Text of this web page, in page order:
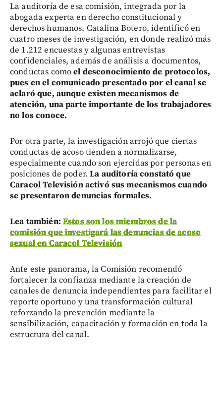
La auditoría de esa comisión, integrada por la
abogada experta en derecho constitucional y
derechos humanos, Catalina Botero, identificó en
cuatro meses de investigación, en donde realizó más
de 1.212 encuestas y algunas entrevistas
confidenciales, además de análisis a documentos,
conductas comoel desconocimiento de protocolos,
pues en el comunicado presentado por el canal se
aclaró que, aunque existen mecanismos de
atención, una parte importante de los trabajadores
no los conoce.
Por otra parte, la investigación arrojó que ciertas
conductas de acoso tienden a normalizarse,
especialmente cuando son ejercidas por personas en
posiciones de poder.La auditoría constató que
Caracol Televisión activó sus mecanismos cuando
se presentaron denuncias formales.
Lea también: Estos son los miembros de la
comisión que investigará las denuncias de acoso
sexual en Caracol Televisión
Ante este panorama, la Comisión recomendó
fortalecer la confianza mediante la creación de
canales de denuncia independientes para facilitar el
reporte oportuno y una transformación cultural
reforzando la prevención mediante la
sensibilización, capacitación y formación en toda la
estructura del canal.